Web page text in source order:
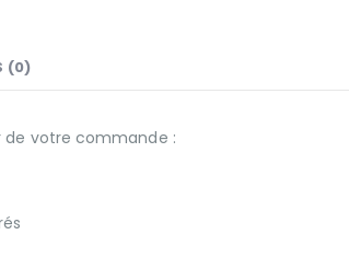
(0)
de votre commande :